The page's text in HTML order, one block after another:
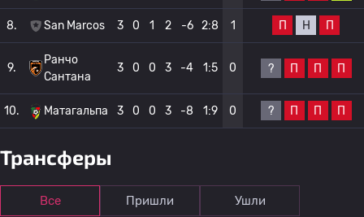
8. San Marcos 3 0 1 2 -6 2:8 1 П Н П
9.
Ранчо
Сантана
3 0 0 3 -4 1:5 0 ? П П П
10. Матагальпа 3 0 0 3 -8 1:9 0 ? П П П
Трансферы
Все Пришли Ушли